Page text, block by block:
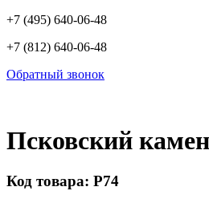
+7 (495) 640-06-48
+7 (812) 640-06-48
Обратный звонок
Псковский
Код товара: Р74